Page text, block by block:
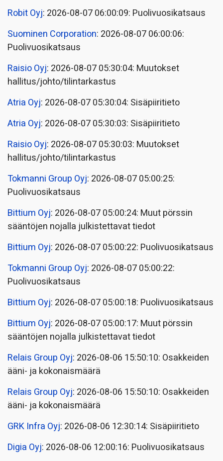
Robit Oyj: 2026-08-07 06:00:09: Puolivuosikatsaus
Suominen Corporation: 2026-08-07 06:00:06:
Puolivuosikatsaus
Raisio Oyj: 2026-08-07 05:30:04: Muutokset
hallitus/johto/tilintarkastus
Atria Oyj: 2026-08-07 05:30:04: Sisäpiiritieto
Atria Oyj: 2026-08-07 05:30:03: Sisäpiiritieto
Raisio Oyj: 2026-08-07 05:30:03: Muutokset
hallitus/johto/tilintarkastus
Tokmanni Group Oyj: 2026-08-07 05:00:25:
Puolivuosikatsaus
Bittium Oyj: 2026-08-07 05:00:24: Muut pörssin
sääntöjen nojalla julkistettavat tiedot
Bittium Oyj: 2026-08-07 05:00:22: Puolivuosikatsaus
Tokmanni Group Oyj: 2026-08-07 05:00:22:
Puolivuosikatsaus
Bittium Oyj: 2026-08-07 05:00:18: Puolivuosikatsaus
Bittium Oyj: 2026-08-07 05:00:17: Muut pörssin
sääntöjen nojalla julkistettavat tiedot
Relais Group Oyj: 2026-08-06 15:50:10: Osakkeiden
ääni- ja kokonaismäärä
Relais Group Oyj: 2026-08-06 15:50:10: Osakkeiden
ääni- ja kokonaismäärä
GRK Infra Oyj: 2026-08-06 12:30:14: Sisäpiiritieto
Digia Oyj: 2026-08-06 12:00:16: Puolivuosikatsaus